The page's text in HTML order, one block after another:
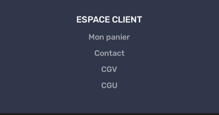
ESPACE CLIENT
Mon panier
Contact
CGV
CGU